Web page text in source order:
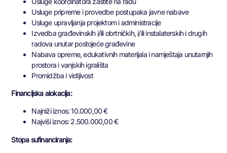
Usluge pripreme i provedbe postupaka javne nabave
Usluge upravljanja projektom i administracije
Izvedba građevinskih i/ili obrtničkih, i/ili instalaterskih i drugih
radova unutar postojeće građevine
Nabava opreme, edukativnih materijala i namještaja unutarnjih
prostora i vanjskih igrališta
Promidžba i vidljivost
Financijska alokacija:
Najniži iznos: 10.000,00 €
Najviši iznos: 2.500.000,00 €
Stopa sufinanciranja: